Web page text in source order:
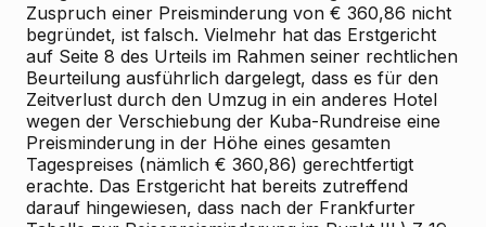
Zuspruch einer Preisminderung von € 360,86 nicht
begründet, ist falsch. Vielmehr hat das Erstgericht
auf Seite 8 des Urteils im Rahmen seiner rechtlichen
Beurteilung ausführlich dargelegt, dass es für den
Zeitverlust durch den Umzug in ein anderes Hotel
wegen der Verschiebung der Kuba-Rundreise eine
Preisminderung in der Höhe eines gesamten
Tagespreises (nämlich € 360,86) gerechtfertigt
erachte. Das Erstgericht hat bereits zutreffend
darauf hingewiesen, dass nach der Frankfurter